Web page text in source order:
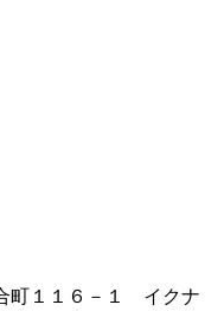
町１１６－１ イクナ